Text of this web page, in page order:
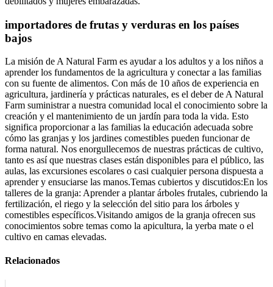
importadores de frutas y verduras en los países
bajos
La misión de A Natural Farm es ayudar a los adultos y a los niños a
aprender los fundamentos de la agricultura y conectar a las familias
con su fuente de alimentos. Con más de 10 años de experiencia en
agricultura, jardinería y prácticas naturales, es el deber de A Natural
Farm suministrar a nuestra comunidad local el conocimiento sobre la
creación y el mantenimiento de un jardín para toda la vida. Esto
significa proporcionar a las familias la educación adecuada sobre
cómo las granjas y los jardines comestibles pueden funcionar de
forma natural. Nos enorgullecemos de nuestras prácticas de cultivo,
tanto es así que nuestras clases están disponibles para el público, las
aulas, las excursiones escolares o casi cualquier persona dispuesta a
aprender y ensuciarse las manos.Temas cubiertos y discutidos:En los
talleres de la granja: Aprender a plantar árboles frutales, cubriendo la
fertilización, el riego y la selección del sitio para los árboles y
comestibles específicos.Visitando amigos de la granja ofrecen sus
conocimientos sobre temas como la apicultura, la yerba mate o el
cultivo en camas elevadas.
Relacionados